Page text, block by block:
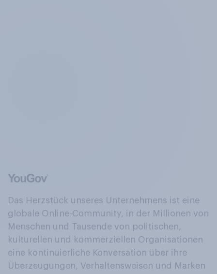
Das Herzstück unseres Unternehmens ist eine
globale Online-Community, in der Millionen von
Menschen und Tausende von politischen,
kulturellen und kommerziellen Organisationen
eine kontinuierliche Konversation über ihre
Überzeugungen, Verhaltensweisen und Marken